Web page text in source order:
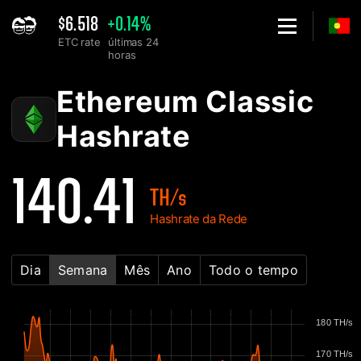
$6.518
ETC rate
+0.14%
últimas 24
horas
Ethereum Classic
Hashrate
140.41TH/s
Hashrate da Rede
Dia Semana Mês Ano Todo o tempo
170 TH/s
180 TH/s